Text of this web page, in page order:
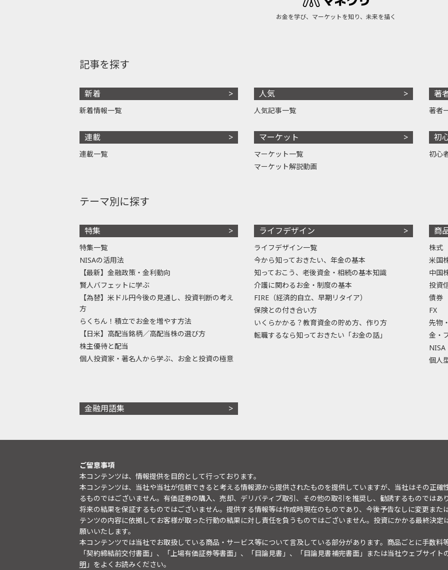
お金を学び、マーケットを知り、未来を描く
記事を探す
新着
新着情報一覧
連載
連載一覧
人気
人気記事一覧
マーケット
マーケット一覧
マーケット解説動画
著
著者
初
初心
テーマ別に探す
特集
特集一覧
NISAの活用法
【最新】金融政策・金利動向
賢人バフェットに学ぶ
【為替】米ドル円今後の見通し、投資判断の考え
方
らくちん！積立でお金を増やす方法
【日米】高配当銘柄／高配当株の選び方
株主優待と配当
個人投資家・著名人から学ぶ、お金と投資の極意
ライフデザイン
ライフデザイン一覧
今から知っておきたい、年金の基本
知っておこう、老後資金・相続の基本知識
介護に関わるお金・制度の基本
FIRE（経済的自立、早期リタイア）
保険との付き合い方
いくらかかる？教育資金の貯め方、作り方
転職するなら知っておきたい「お金の話」
商
株式
米国
中国
投資
債券
FX
先物
金・
NISA
個人
金融用語集
ご留意事項
本コンテンツは、情報提供を目的として行っております。
本コンテンツは、当社や当社が信頼できると考える情報源から提供されたものを提供していますが、当社はその正
るものではございません。有価証券の購入、売却、デリバティブ取引、その他の取引を推奨し、勧誘するものでは
将来の結果を保証するものではございません。提供する情報等は作成時現在のものであり、今後予告なしに変更また
テンツの内容に依拠してお客様が取った行動の結果に対し責任を負うものではございません。投資にかかる最終決
願いいたします。
本コンテンツでは当社でお取扱している商品・サービス等について言及している部分があります。商品ごとに手数料
「契約締結前交付書面」、「上場有価証券等書面」、「目論見書」、「目論見書補完書面」または当社ウェブサイト
明 」をよくお読みください。